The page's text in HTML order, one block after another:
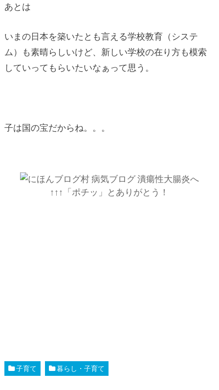
あとは
いまの日本を築いたとも言える学校教育（システ
ム）も素晴らしいけど、新しい学校の在り方も模索
していってもらいたいなぁって思う。
子は国の宝だからね。。。
↑↑↑「ポチッ」とありがとう！
子育て 暮らし・子育て